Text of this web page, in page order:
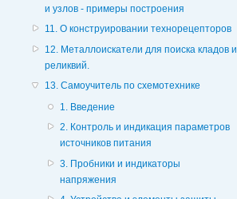
и узлов - примеры построения
11. О конструировании технорецепторов
12. Металлоискатели для поиска кладов и
реликвий.
13. Самоучитель по схемотехнике
1. Введение
2. Контроль и индикация параметров
источников питания
3. Пробники и индикаторы
напряжения